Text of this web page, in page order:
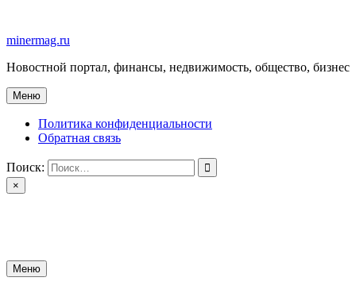
содержимому
minermag.ru
Новостной портал, финансы, недвижимость, общество, бизнес
Меню
Политика конфиденциальности
Обратная связь
Поиск:
×
Меню